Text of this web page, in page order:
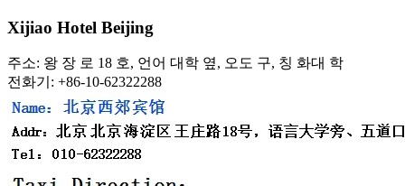
Xijiao Hotel Beijing
주소: 왕 장 로 18 호, 언어 대학 옆, 오도 구, 칭 화대 학
전화기: +86-10-62322288